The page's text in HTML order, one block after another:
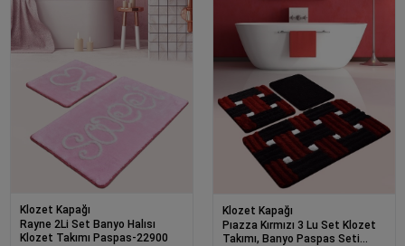
Klozet Kapağı
Rayne 2Li Set Banyo Halısı
Klozet Takımı Paspas-22900
Klozet Kapağı
Pıazza Kırmızı 3 Lu Set Klozet
Takımı, Banyo Paspas Seti